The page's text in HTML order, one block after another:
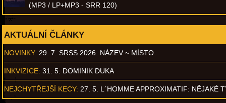
(MP3 / LP+MP3 - SRR 120)
AKTUÁLNÍ ČLÁNKY
NOVINKY: 29. 7. SRSS 2026: NÁZEV ~ MÍSTO
INKVIZICE: 31. 5. DOMINIK DUKA
NEJCHYTŘEJŠÍ KECY: 27. 5. L´HOMME APPROXIMATIF: NĚJAKÉ